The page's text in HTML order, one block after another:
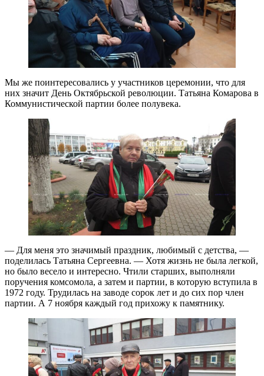
Мы же поинтересовались у участников церемонии, что для
них значит День Октябрьской революции. Татьяна Комарова в
Коммунистической партии более полувека.
— Для меня это значимый праздник, любимый с детства, —
поделилась Татьяна Сергеевна. — Хотя жизнь не была легкой,
но было весело и интересно. Чтили старших, выполняли
поручения комсомола, а затем и партии, в которую вступила в
1972 году. Трудилась на заводе сорок лет и до сих пор член
партии. А 7 ноября каждый год прихожу к памятнику.